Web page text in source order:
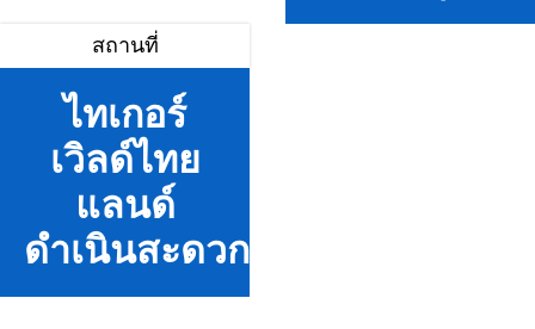
สถานที่
ไทเกอร์
เวิลด์ไทย
แลนด์
ดำเนินสะดวก